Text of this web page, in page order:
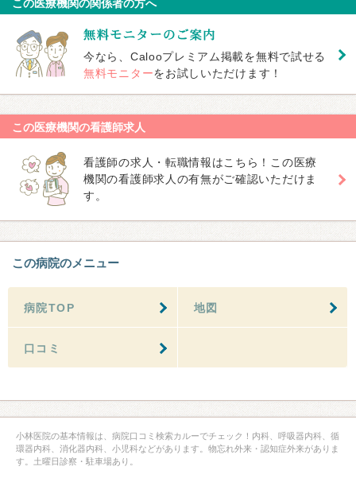
この医療機関の関係者の方へ
今なら、Calooプレミアム掲載を無料で試せる
無料モニターをお試しいただけます！
この医療機関の看護師求人
看護師の求人・転職情報はこちら！この医療
機関の看護師求人の有無がご確認いただけま
す。
この病院のメニュー
病院TOP 地図
口コミ
小林医院の基本情報は、病院口コミ検索カルーでチェック！内科、呼吸器内科、循
環器内科、消化器内科、小児科などがあります。物忘れ外来・認知症外来がありま
す。土曜日診察・駐車場あり。